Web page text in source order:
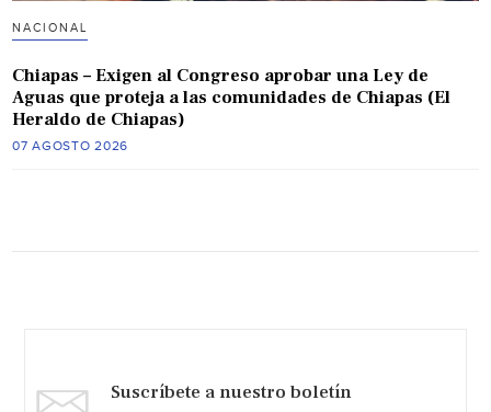
NACIONAL
Chiapas – Exigen al Congreso aprobar una Ley de
Aguas que proteja a las comunidades de Chiapas (El
Heraldo de Chiapas)
07 AGOSTO 2026
Suscríbete a nuestro boletín